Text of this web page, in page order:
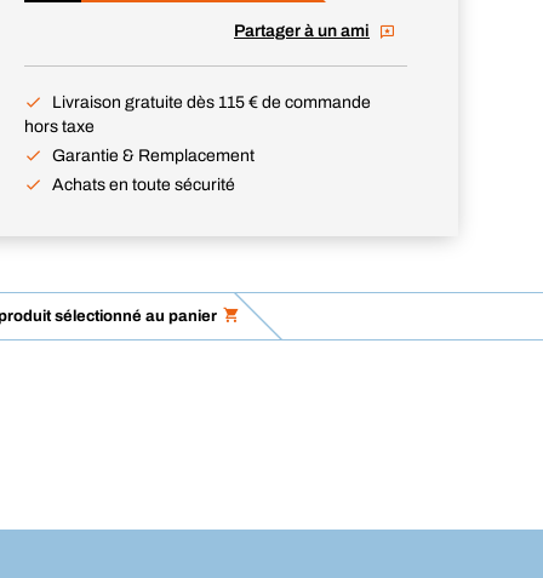
Partager à un ami
Livraison gratuite dès 115 € de commande
hors taxe
Garantie & Remplacement
Achats en toute sécurité
sélectionné au panier